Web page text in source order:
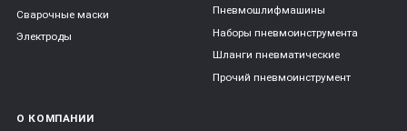
Сварочные маски
Электроды
Пневмошлифмашины
Наборы пневмоинструмента
Шланги пневматические
Прочий пневмоинструмент
О КОМПАНИИ